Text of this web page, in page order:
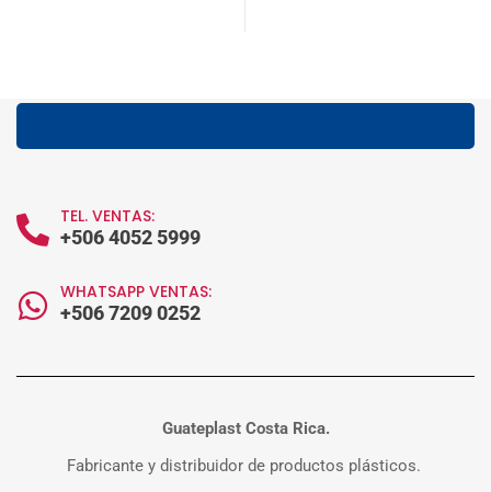
TEL. VENTAS:
+506 4052 5999
WHATSAPP VENTAS:
+506 7209 0252
Guateplast Costa Rica.
Fabricante y distribuidor de productos plásticos.